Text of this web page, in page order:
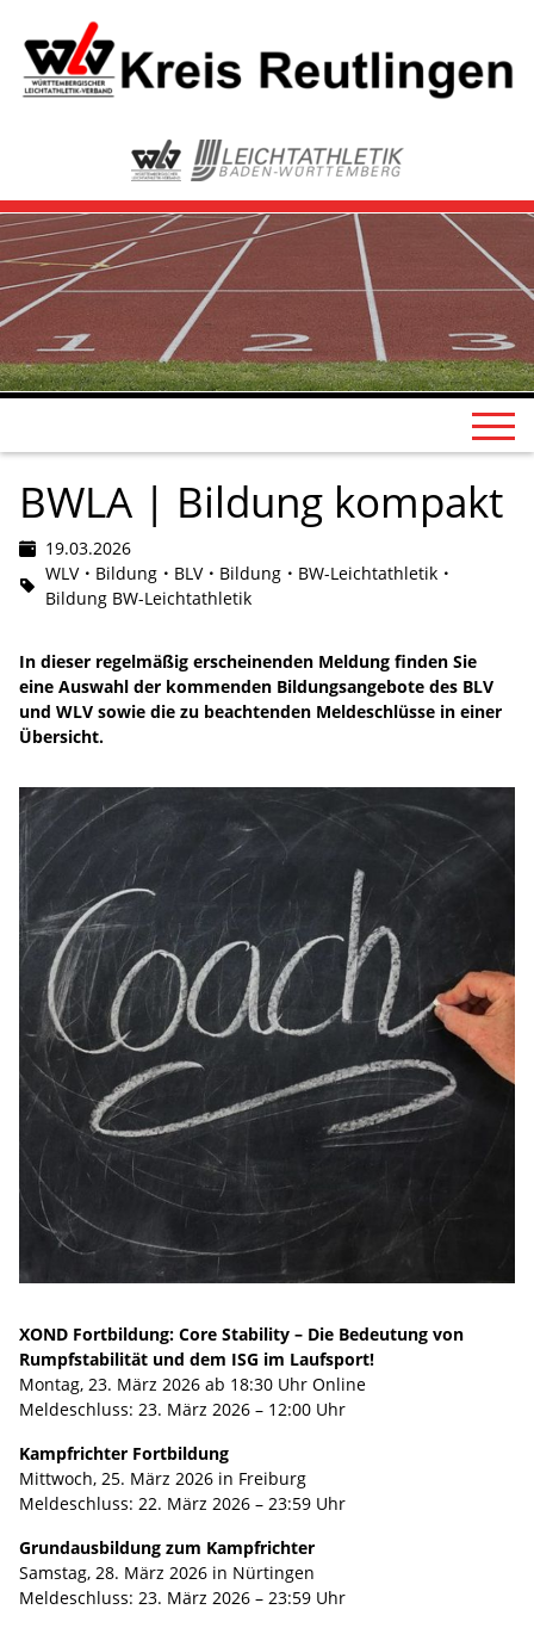
BWLA | Bildung kompakt
19.03.2026
WLV
Bildung BLV Bildung
BW-Leichtathletik
Bildung BW-Leichtathletik
In dieser regelmäßig erscheinenden Meldung finden Sie
eine Auswahl der kommenden Bildungsangebote des BLV
und WLV sowie die zu beachtenden Meldeschlüsse in einer
Übersicht.
XOND Fortbildung: Core Stability – Die Bedeutung von
Rumpfstabilität und dem ISG im Laufsport!
Montag, 23. März 2026 ab 18:30 Uhr Online
Meldeschluss: 23. März 2026 – 12:00 Uhr
Kampfrichter Fortbildung
Mittwoch, 25. März 2026 in Freiburg
Meldeschluss: 22. März 2026 – 23:59 Uhr
Grundausbildung zum Kampfrichter
Samstag, 28. März 2026 in Nürtingen
Meldeschluss: 23. März 2026 – 23:59 Uhr